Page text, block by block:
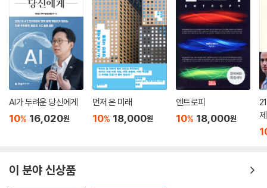
--- p.429
인구의 힘: 인구는 〈경제 성장〉과 밀접하게 연관되어 있다
인구 성장은 경제 성장의 문제일 뿐만 아니라 매우 정치적인 문제이며 〈한
나라의 힘과 중요성〉에 대한 인식과도 밀접하게 연관돼 있다. 〈인구 규모〉
는 오랫동안 세계 무대에서 국가의 위상에 영향을 미쳤다. 1930년대에는
이런 태도가 프랑스, 영국 같은 나라에서 인구 감소에 대한 공포를 불러일
있다고 우려했기 때문이다.
산 가능 인구 비율이 증가하면서 부양률이 감소하고 경제 성장률이 높아지
AI가 두려운 당신에게
10% 16,020원
먼저 온 미래
10% 18,000원
엔트로피
10% 18,000원
이 분야 신상품